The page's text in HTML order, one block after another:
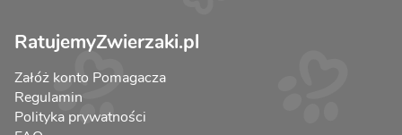
RatujemyZwierzaki.pl
Załóż konto Pomagacza
Regulamin
Polityka prywatności